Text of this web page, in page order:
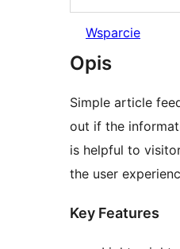
Wsparcie
Opis
Simple article
out if the
is helpful to
the user
Key Features